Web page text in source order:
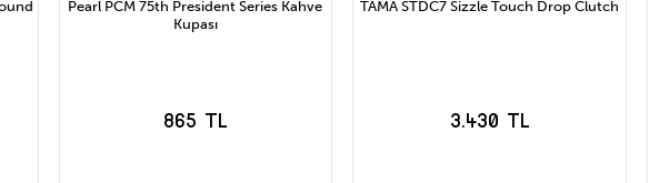
Pearl PCM 75th President Series Kahve
Kupası
865 TL
TAMA STDC7 Sizzle Touch Drop Clutch
3.430 TL